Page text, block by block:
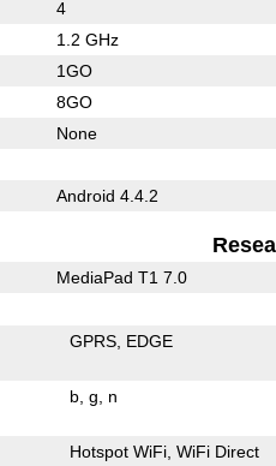
4
1.2 GHz
1GO
8GO
None
Android 4.4.2
MediaPad T1 7.0
GPRS EDGE
b g n
Hotspot WiFi WiFi Direct